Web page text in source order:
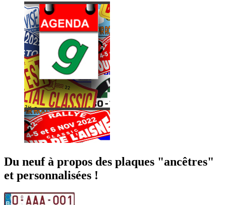
Du neuf à propos des plaques "ancêtres"
et personnalisées !